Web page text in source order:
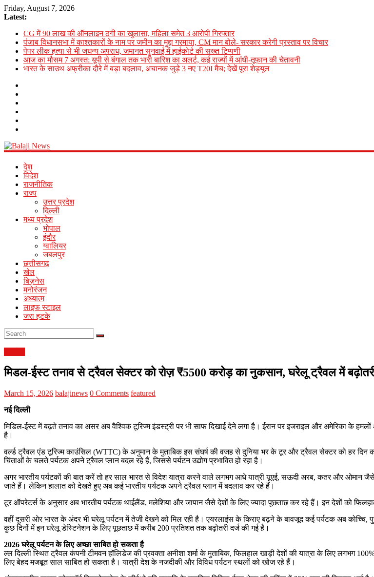
Friday, August 7, 2026
Latest:
CG में 90 लाख की ऑनलाइन ठगी का खुलासा, महिला समेत 3 आरोपी गिरफ्तार
पंजाब विधानसभा में काश्तकारों के नाम पर जमीन का मुद्दा गरमाया, CM मान बोले- सरकार करेगी प्रस्ताव पर विचार
पेपर लीक हत्या से भी जघन्य अपराध, जमानत सुनवाई में हाईकोर्ट की सख्त टिप्पणी
आज का मौसम 7 अगस्त: यूपी से बंगाल तक भारी बारिश का अलर्ट, कई राज्यों में आंधी-तूफान की चेतावनी
भारत के साउथ अफ्रीका दौरे में बड़ा बदलाव, अचानक जुड़े 3 नए T20I मैच; देखें पूरा शेड्यूल
Balaji
News
Online
Portal
देश
विदेश
राजनीतिक
राज्य
उत्तर प्रदेश
दिल्ली
मध्य प्रदेश
भोपाल
इंदौर
ग्वालियर
जबलपुर
छत्तीसगढ़
खेल
बिज़नेस
मनोरंजन
अध्यात्म
लाइफ स्टाइल
जरा हटके
मिडल-ईस्ट तनाव से ट्रैवल सेक्टर को रोज़ ₹5500 करोड़ का नुकसान, घरेलू ट्रैवल में
March 15, 2026 balajinews 0 Comments featured
नई दिल्ली
मिडिल-ईस्ट में बढ़ते तनाव का असर अब वैश्विक टूरिज्म इंडस्ट्री पर भी साफ दिखाई देने लगा है। ईरान पर इजराइल और अमेरिका के
है।
वर्ल्ड ट्रैवल एंड टूरिज्म काउंसिल (WTTC) के अनुमान के मुताबिक इस संघर्ष की वजह से दुनिया भर के टूर और ट्रैवल सेक्टर को हर दिन
चिंताओं के चलते पर्यटक अपने ट्रैवल प्लान बदल रहे हैं, जिससे पर्यटन उद्योग प्रभावित हो रहा है।
अगर भारतीय पर्यटकों की बात करें तो हर साल भारत से विदेश यात्रा करने वाले लगभग आधे यात्री यूएई, सऊदी अरब, कतर और ओमान
जाते हैं। लेकिन हालात को देखते हुए अब कई भारतीय पर्यटक अपने ट्रैवल प्लान में बदलाव कर रहे हैं।
टूर ऑपरेटर्स के अनुसार अब भारतीय पर्यटक थाईलैंड, मलेशिया और जापान जैसे देशों के लिए ज्यादा पूछताछ कर रहे हैं। इन देशों को फिलहाल
वहीं दूसरी ओर भारत के अंदर भी घरेलू पर्यटन में तेजी देखने को मिल रही है। एयरलाइंस के किराए बढ़ने के बावजूद कई पर्यटक अब
कुछ दिनों में इन घरेलू डेस्टिनेशन के लिए पूछताछ में करीब 200 प्रतिशत तक बढ़ोतरी दर्ज की गई है।
2026 घरेलू पर्यटन के लिए अच्छा साबित हो सकता है
ल्ल दिल्ली स्थित ट्रैवल कंपनी टीमवन हॉलिडेज की प्रवक्ता अनीशा शर्मा के मुताबिक, फिलहाल खाड़ी देशों की यात्रा के लिए लगभग
लिए बेहद मजबूत साल साबित हो सकता है। यात्री देश के नजदीकी और विविध पर्यटन स्थलों को खोज रहे हैं।